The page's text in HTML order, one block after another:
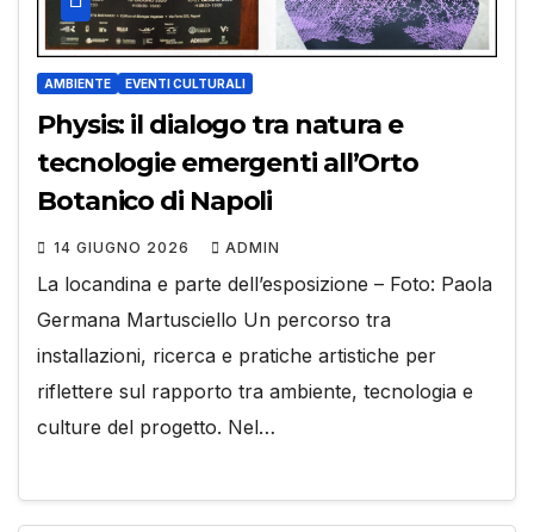
AMBIENTE EVENTI CULTURALI
Physis: il dialogo tra natura e
tecnologie emergenti all’Orto
Botanico di Napoli
14 GIUGNO 2026 ADMIN
La locandina e parte dell’esposizione – Foto: Paola
Germana Martusciello Un percorso tra
installazioni, ricerca e pratiche artistiche per
riflettere sul rapporto tra ambiente, tecnologia e
culture del progetto. Nel…